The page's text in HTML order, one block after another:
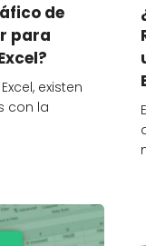
de
para
existen
con la